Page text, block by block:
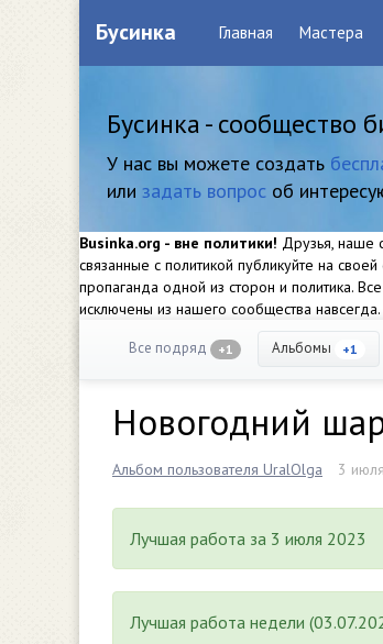
Бусинка Главная Мастера
Бусинка - сообщество
У нас вы можете создать
или задать вопрос об
Businka.org - вне политики! Друзья, наше
связанные с политикой публикуйте на
пропаганда одной из сторон и политика.
исключены из нашего сообщества навсегда.
Все подряд +1 Альбомы +1
Новогодний
Альбом пользователя UralOlga 3
Лучшая работа за 3 июля 2023
Лучшая работа недели